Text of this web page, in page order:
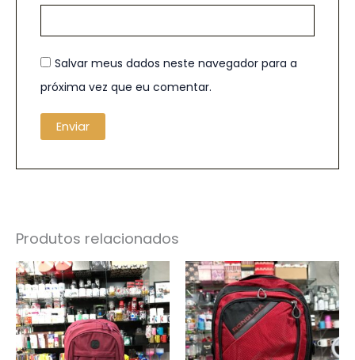
Salvar meus dados neste navegador para a
próxima vez que eu comentar.
Produtos relacionados